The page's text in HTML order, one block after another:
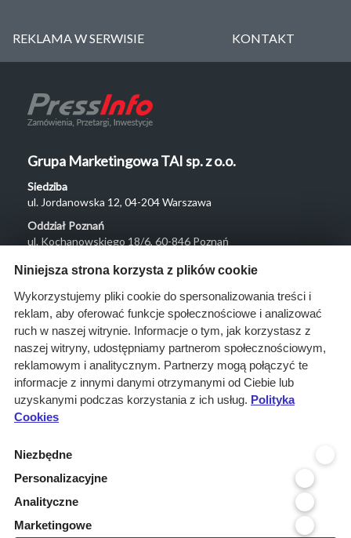
REKLAMA W SERWISIE KONTAKT
Grupa Marketingowa TAI sp. z o.o.
Siedziba
ul. Jordanowska 12, 04-204 Warszawa
Oddział Poznań
ul. Kochanowskiego 18/6, 60-846 Poznań
Menu
O nas
Rozwiązania
Monitoring
przetargów
Raporty
przetargowe
Kontakt
Kontakt
Infolinia 800 800 707
Niniejsza strona korzysta z plików cookie
Wykorzystujemy pliki cookie do spersonalizowania treści i
reklam, aby oferować funkcje społecznościowe i analizować
ruch w naszej witrynie. Informacje o tym, jak korzystasz z
naszej witryny, udostępniamy partnerom społecznościowym,
reklamowym i analitycznym. Partnerzy mogą połączyć te
informacje z innymi danymi otrzymanymi od Ciebie lub
uzyskanymi podczas korzystania z ich usług. Polityka
Cookies
Niezbędne
Personalizacyjne
Analityczne
Marketingowe